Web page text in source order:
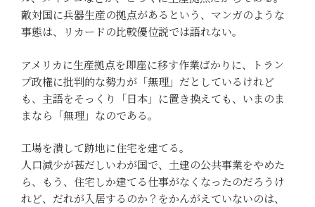
敵対国に兵器生産の拠点があるという、マンガのような
事態は、リカードの比較優位説では語れない。
アメリカに生産拠点を即座に移す作業ばかりに、トラン
プ政権に批判的な勢力が「無理」だとしているけれど
も、主語をそっくり「日本」に置き換えても、いまのま
まなら「無理」なのである。
工場を潰して跡地に住宅を建てる。
人口減少が甚だしいわが国で、土建の公共事業をやめた
ら、もう、住宅しか建てる仕事がなくなったのだろうけ
れど、だれが入居するのか？をかんがえていないのは、